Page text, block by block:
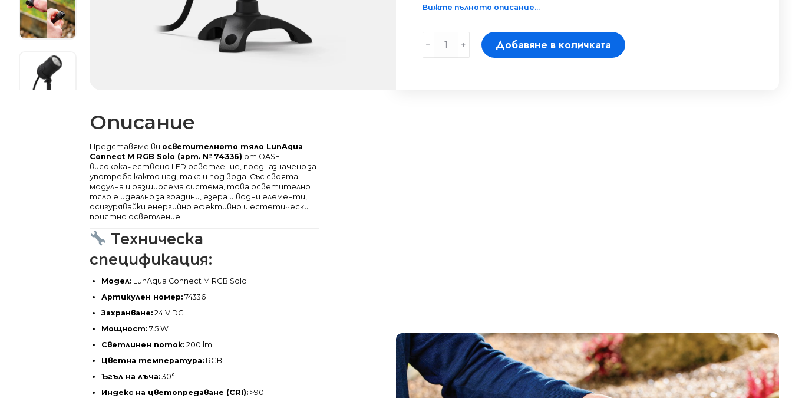
Вижте пълното описание...
тяло
LunAqua
﹣ ﹢ Добавяне в количката
Описание
Представяме ви осветителното тяло LunAqua
Connect M RGB Solo (арт. № 74336) от OASE –
висококачествено LED осветление, предназначено за
употреба както над, така и под вода. Със своята
модулна и разширяема система, това осветително
тяло е идеално за градини, езера и водни елементи,
осигурявайки енергийно ефективно и естетически
приятно осветление.
Техническа
спецификация:
Модел: LunAqua Connect M RGB Solo
Артикулен номер: 74336
Захранване: 24 V DC
Мощност: 7.5 W
Светлинен поток: 200 lm
Цветна температура: RGB
Ъгъл на лъча:30°
Индекс на цветопредаване (CRI): >90